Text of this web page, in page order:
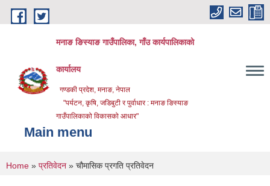
Skip to main content
मनाङ ङिस्याङ गाउँपालिका, गाँउ कार्यपालिकाको
कार्यालय
गण्डकी प्रदेश, मनाङ, नेपाल
"पर्यटन, कृषि, जडिबुटी र पुर्वाधार : मनाङ ङिस्याङ
गाउँपालिकाको विकासको आधार"
Main menu
You are here
Home » प्रतिवेदन » चौमासिक प्रगति प्रतिवेदन